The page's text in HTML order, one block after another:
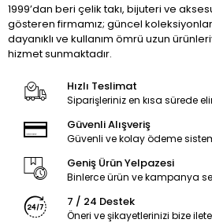
1999’dan beri çelik takı, bijuteri ve
gösteren firmamız; güncel
dayanıklı ve kullanım ömrü uzun
hizmet sunmaktadır.
Hızlı Teslimat
Siparişleriniz en kısa sürede
Güvenli Alışveriş
Güvenli ve kolay ödeme
Geniş Ürün Yelpazesi
Binlerce ürün ve kampanya
7 / 24 Destek
Öneri ve şikayetlerinizi bize